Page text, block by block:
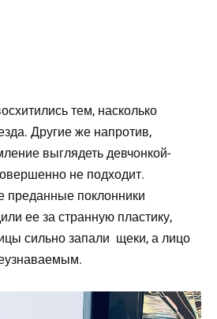
тем, насколько
Другие же напротив,
выглядеть девчонкой-
не подходит.
преданные поклонники
ее за странную пластику,
сильно запали щеки, а лицо